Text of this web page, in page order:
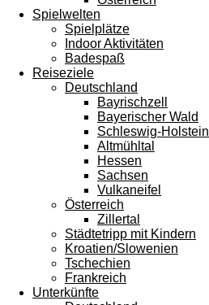
Spielwelten
Spielplätze
Indoor Aktivitäten
Badespaß
Reiseziele
Deutschland
Bayrischzell
Bayerischer Wald
Schleswig-Holstein
Altmühltal
Hessen
Sachsen
Vulkaneifel
Österreich
Zillertal
Städtetripp mit Kindern
Kroatien/Slowenien
Tschechien
Frankreich
Unterkünfte